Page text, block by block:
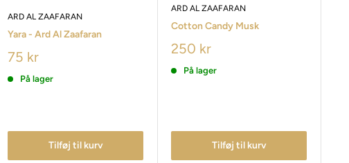
ARD AL ZAAFARAN
Yara - Ard Al Zaafaran
75 kr
På lager
Tilføj til kurv
ARD AL ZAAFARAN
Cotton Candy Musk
250 kr
På lager
Tilføj til kurv